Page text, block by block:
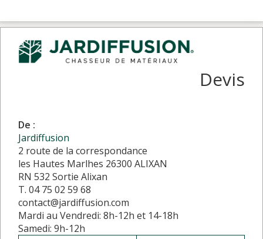
Devis
De :
Jardiffusion
2 route de la correspondance
les Hautes Marlhes 26300 ALIXAN
RN 532 Sortie Alixan
T. 04 75 02 59 68
contact@jardiffusion.com
Mardi au Vendredi: 8h-12h et 14-18h
Samedi: 9h-12h